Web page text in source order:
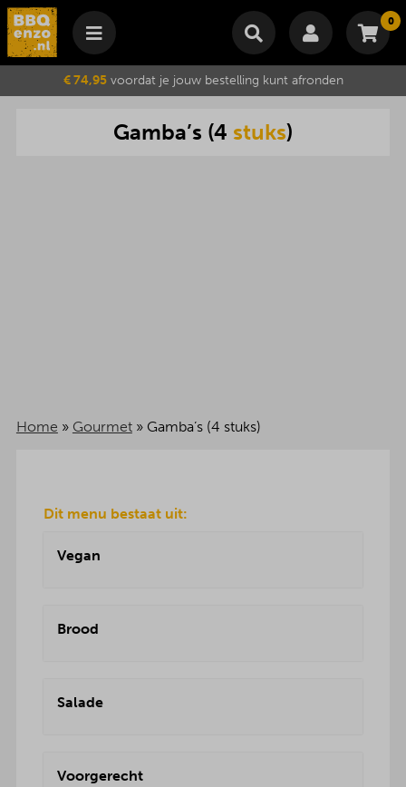
0
Winkelmand
Je winkelwagen is momenteel leeg.
Subtotaal €
Wijzig winkelmand Bestellen
€ 74,95voordat je jouw bestelling kunt afronden
Gamba’s (4 stuks)
Home » Gourmet» Gamba’s (4 stuks)
Dit menu bestaat uit:
Vegan
Brood
Salade
Voorgerecht